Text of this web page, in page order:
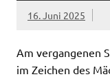
16. Juni 2025
Am vergangenen
im Zeichen des